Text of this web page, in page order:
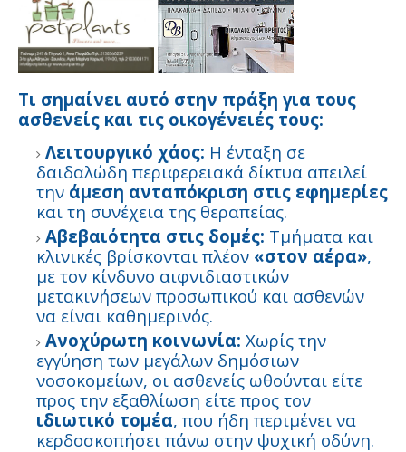
Τι σημαίνει αυτό στην πράξη για τους
ασθενείς και τις οικογένειές τους:
Λειτουργικό χάος: Η ένταξη σε
δαιδαλώδη περιφερειακά δίκτυα απειλεί
την άμεση ανταπόκριση στις εφημερίες
και τη συνέχεια της θεραπείας.
Αβεβαιότητα στις δομές: Τμήματα και
κλινικές βρίσκονται πλέον «στον αέρα»,
με τον κίνδυνο αιφνιδιαστικών
μετακινήσεων προσωπικού και ασθενών
να είναι καθημερινός.
Ανοχύρωτη κοινωνία: Χωρίς την
εγγύηση των μεγάλων δημόσιων
νοσοκομείων, οι ασθενείς ωθούνται είτε
προς την εξαθλίωση είτε προς τον
ιδιωτικό τομέα, που ήδη περιμένει να
κερδοσκοπήσει πάνω στην ψυχική οδύνη.